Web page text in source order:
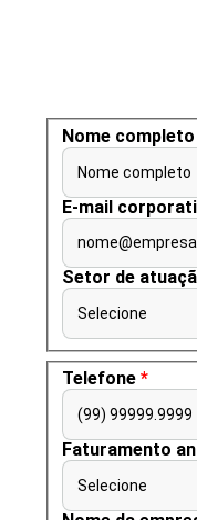
Nome completo
Nome completo
E-mail
Setor de
Selecione
Telefone *
(99) 99999.9999
Faturamento
Selecione